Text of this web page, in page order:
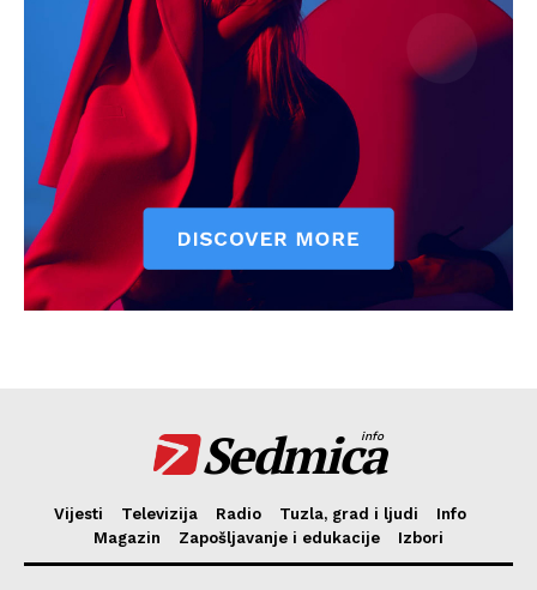
Sedmica
info
Vijesti Televizija Radio Tuzla, grad i ljudi
Info
Magazin
Zapošljavanje i edukacije Izbori